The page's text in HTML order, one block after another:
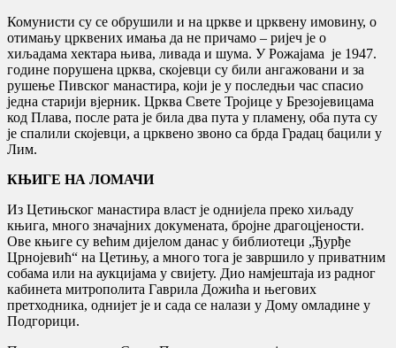
Комунисти су се обрушили и на цркве и црквену имовину, о
отимању црквених имања да не причамо – ријеч је о
хиљадама хектара њива, ливада и шума. У Рожајама је 1947.
године порушена црква, скојевци су били ангажовани и за
рушење Пивског манастира, који је у последњи час спасио
једна старији вјерник. Црква Свете Тројице у Брезојевицама
код Плава, после рата је била два пута у пламену, оба пута су
је спалили скојевци, а црквено звоно са брда Градац бацили у
Лим.
КЊИГЕ НА ЛОМАЧИ
Из Цетињског манастира власт је однијела преко хиљаду
књига, много значајних докумената, бројне драгоцјености.
Ове књиге су већим дијелом данас у библиотеци „Ђурђе
Црнојевић“ на Цетињу, а много тога је завршило у приватним
собама или на аукцијама у свијету. Дио намјештаја из радног
кабинета митрополита Гаврила Дожића и његових
претходника, однијет је и сада се налази у Дому омладине у
Подгорици.